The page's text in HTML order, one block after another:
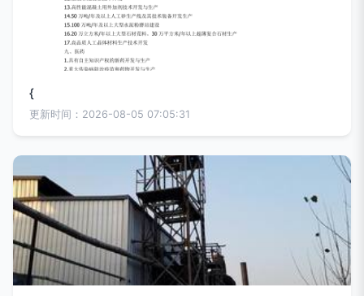
{
更新时间：2026-08-05 07:05:31